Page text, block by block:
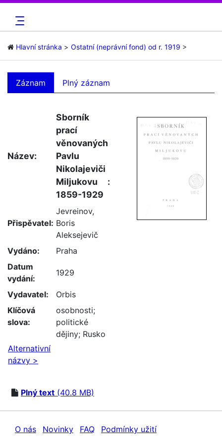
Hlavní stránka Ostatní (neprávní fond) od r. 1919
Záznam Plný záznam
Název:
Sborník
prací
věnovaných
Pavlu
Nikolajeviči
Miljukovu :
1859-1929
Přispěvatel:
Jevreinov,
Boris
Aleksejevič
Vydáno:
Praha
Datum
vydání:
1929
Vydavatel:
Orbis
Klíčová
slova:
osobnosti;
politické
dějiny; Rusko
Alternativní
názvy >
Plný text (40.8 MB)
O nás Novinky FAQ Podmínky užití